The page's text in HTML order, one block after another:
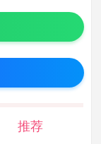
推荐